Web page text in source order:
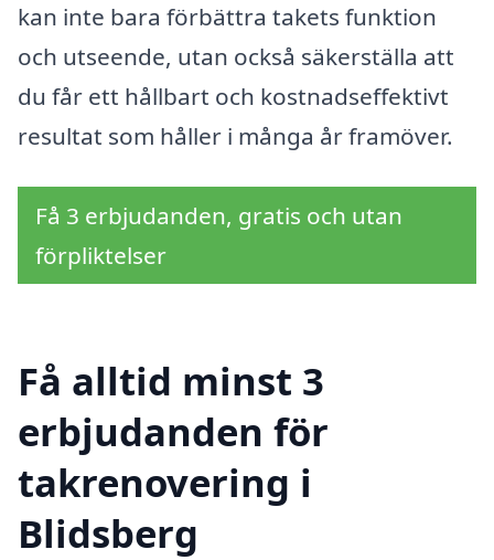
kan inte bara förbättra takets funktion
och utseende, utan också säkerställa att
du får ett hållbart och kostnadseffektivt
resultat som håller i många år framöver.
Få 3 erbjudanden, gratis och utan
förpliktelser
Få alltid minst 3
erbjudanden för
takrenovering i
Blidsberg